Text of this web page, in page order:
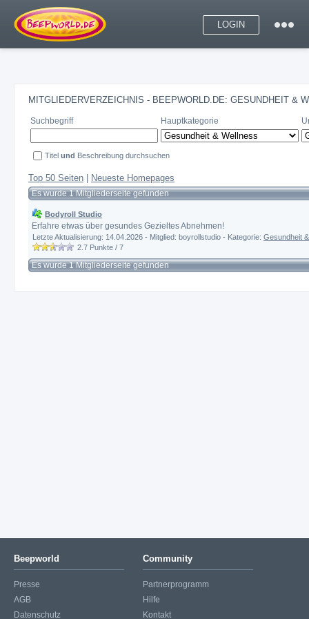
LOGIN
MITGLIEDERVERZEICHNIS - BEEPWORLD.DE: GESUNDHEIT &
Suchbegriff Hauptkategorie
Titel und Beschreibung durchsuchen
Top 50 Seiten Neueste Homepages
Es wurde 1 Mitgliederseite gefunden
Bodyroll Studio
Erfahre etwas über gesundes Gezieltes Abnehmen!
Letzte Aktualisierung: 14.04.2026 - Mitglied: boyrollstudio - Kategorie: Gesundheit
2.7 Punkte / 7
Es wurde 1 Mitgliederseite gefunden
Beepworld
Presse
AGB
Datenschutz
Community
Partnerprogramm
Hilfe
Kontakt